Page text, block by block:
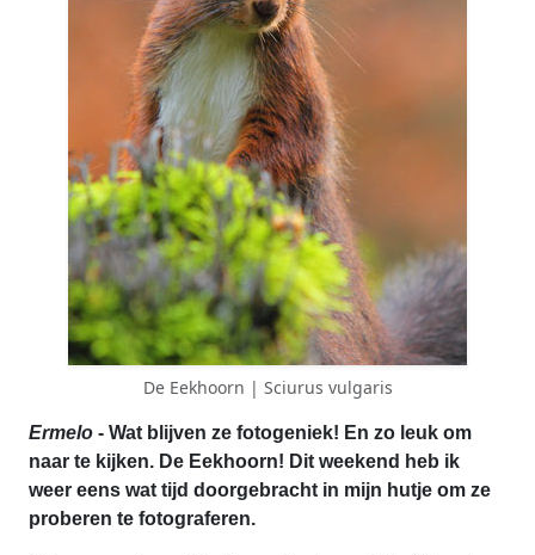
De Eekhoorn | Sciurus vulgaris
Ermelo - Wat blijven ze fotogeniek! En zo leuk om
naar te kijken. De Eekhoorn! Dit weekend heb ik
weer eens wat tijd doorgebracht in mijn hutje om ze
proberen te fotograferen.